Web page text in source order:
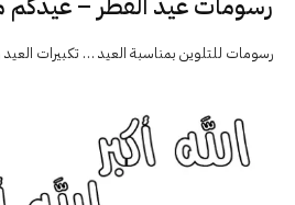
رسومات للتلوين بمناسبة العيد … تكبيرات